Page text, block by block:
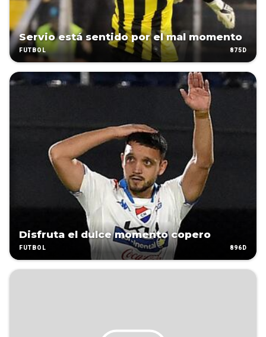
Servio está sentido por el mal momento
FÚTBOL 875D
Disfruta el dulce momento copero
FÚTBOL 896D